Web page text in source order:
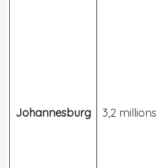
Johannesburg 3,2 millions